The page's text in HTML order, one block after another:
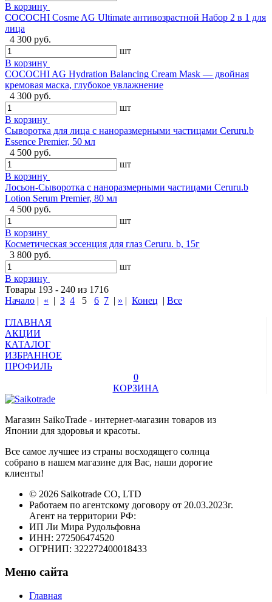
В корзину
COCOCHI Cosme AG Ultimate антивозрастной Набор 2 в 1 для
лица
4 300 руб.
шт
В корзину
COCOCHI AG Hydration Balancing Cream Mask — двойная
кремовая маска, глубокое увлажнение
4 300 руб.
шт
В корзину
Сыворотка для лица с наноразмерными частицами Ceruru.b
Essence Premier, 50 мл
4 500 руб.
шт
В корзину
Лосьон-Сыворотка с наноразмерными частицами Ceruru.b
Lotion Serum Premier, 80 мл
4 500 руб.
шт
В корзину
Косметическая эссенция для глаз Ceruru. b, 15г
3 800 руб.
шт
В корзину
Товары 193 - 240 из 1716
Начало | « | 3 4 5 6 7 | » | Конец | Все
ГЛАВНАЯ
АКЦИИ
КАТАЛОГ
ИЗБРАННОЕ
ПРОФИЛЬ
0
КОРЗИНА
Магазин SaikoTrade - интернет-магазин товаров из
Японии для здоровья и красоты.
Все самое лучшее из страны восходящего солнца
собрано в нашем магазине для Вас, наши дорогие
клиенты!
© 2026 Saikotrade CO, LTD
Работаем по агентскому договору от 20.03.2023г.
Агент на территории РФ:
ИП Ли Мира Рудольфовна
ИНН: 272506474520
ОГРНИП: 322272400018433
Меню сайта
Главная